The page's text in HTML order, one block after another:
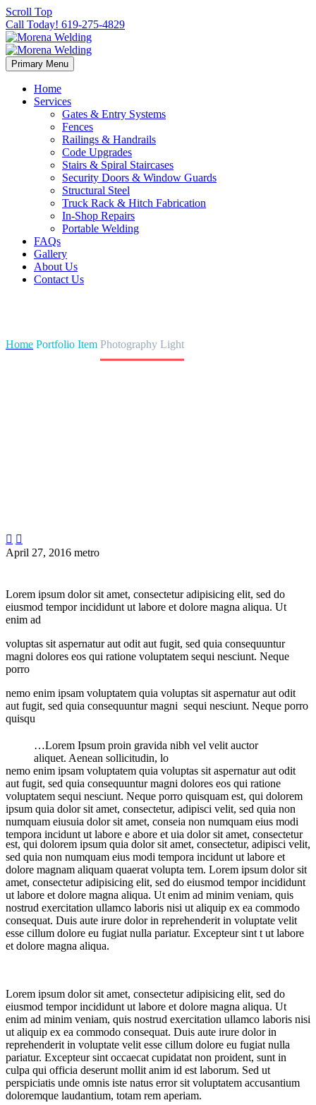
Scroll Top
Call Today! 619-275-4829
Primary Menu
Home
Services
Gates & Entry Systems
Fences
Railings & Handrails
Code Upgrades
Stairs & Spiral Staircases
Security Doors & Window Guards
Structural Steel
Truck Rack & Hitch Fabrication
In-Shop Repairs
Portable Welding
FAQs
Gallery
About Us
Contact Us
Home Portfolio Item Photography Light
 
April 27, 2016 metro
Lorem ipsum dolor sit amet, consectetur adipisicing elit, sed do
eiusmod tempor incididunt ut labore et dolore magna aliqua. Ut
enim ad
voluptas sit aspernatur aut odit aut fugit, sed quia consequuntur
magni dolores eos qui ratione voluptatem sequi nesciunt. Neque
porro
nemo enim ipsam voluptatem quia voluptas sit aspernatur aut odit
aut fugit, sed quia consequuntur magni sequi nesciunt. Neque porro
quisqu
…Lorem Ipsum proin gravida nibh vel velit auctor
aliquet. Aenean sollicitudin, lo
nemo enim ipsam voluptatem quia voluptas sit aspernatur aut odit
aut fugit, sed quia consequuntur magni dolores eos qui ratione
voluptatem sequi nesciunt. Neque porro quisquam est, qui dolorem
ipsum quia dolor sit amet, consectetur, adipisci velit, sed quia non
numquam eiusuia dolor sit amet, conseia non numquam eius modi
tempora incidunt ut labore e abore et uia dolor sit amet, consectetur
est, qui dolorem ipsum quia dolor sit amet, consectetur, adipisci velit,
sed quia non numquam eius modi tempora incidunt ut labore et
dolore magnam aliquam quaerat volupta tem. Lorem ipsum dolor sit
amet, consectetur adipisicing elit, sed do eiusmod tempor incididunt
ut labore et dolore magna aliqua. Ut enim ad minim veniam, quis
nostrud exercitation ullamco laboris nisi ut aliquip ex ea commodo
consequat. Duis aute irure dolor in reprehenderit in voluptate velit
esse cillum dolore eu fugiat nulla pariatur. Excepteur sint t ut labore
et dolore magna aliqua.
Lorem ipsum dolor sit amet, consectetur adipisicing elit, sed do
eiusmod tempor incididunt ut labore et dolore magna aliqua. Ut
enim ad minim veniam, quis nostrud exercitation ullamco laboris nisi
ut aliquip ex ea commodo consequat. Duis aute irure dolor in
reprehenderit in voluptate velit esse cillum dolore eu fugiat nulla
pariatur. Excepteur sint occaecat cupidatat non proident, sunt in
culpa qui officia deserunt mollit anim id est laborum. Sed ut
perspiciatis unde omnis iste natus error sit voluptatem accusantium
doloremque laudantium, totam rem aperiam.